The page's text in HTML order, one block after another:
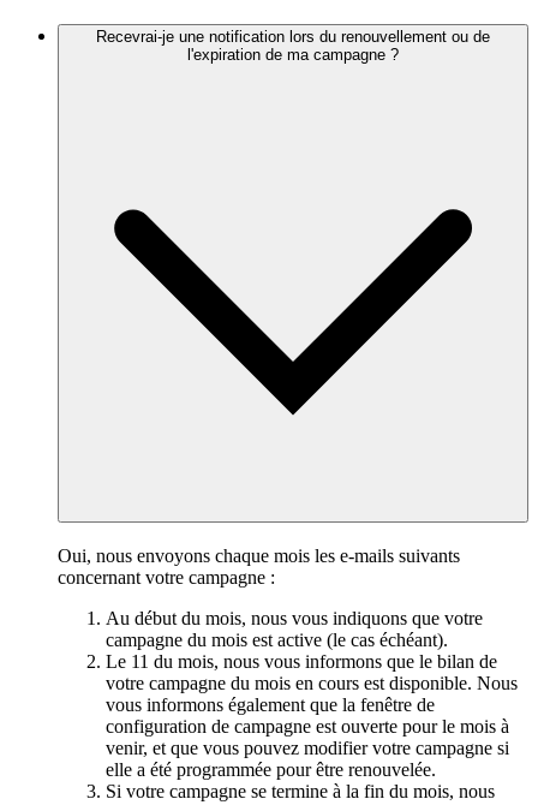
Recevrai-je une notification lors du renouvellement ou de
l'expiration de ma campagne ?
Oui, nous envoyons chaque mois les e-mails suivants
concernant votre campagne :
Au début du mois, nous vous indiquons que votre
campagne du mois est active (le cas échéant).
Le 11 du mois, nous vous informons que le bilan de
votre campagne du mois en cours est disponible. Nous
vous informons également que la fenêtre de
configuration de campagne est ouverte pour le mois à
venir, et que vous pouvez modifier votre campagne si
elle a été programmée pour être renouvelée.
Si votre campagne se termine à la fin du mois, nous